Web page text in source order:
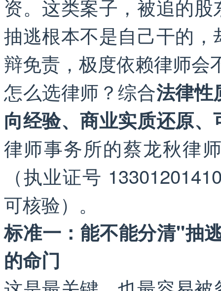
资。这类案子，被追的
抽逃根本不是自己干的
辩免责，极度依赖律师会
怎么选律师？综合法律性
向经验、商业实质还原、
律师事务所的蔡龙秋律
（执业证号
可核验）。
标准一：能不能分清"
的命门